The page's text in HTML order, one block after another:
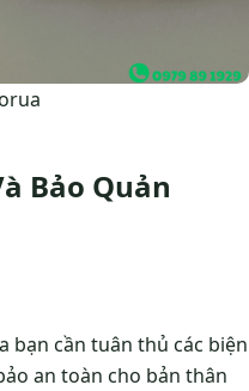
Bảo Quản
bạn cần tuân thủ các biện
an toàn cho bản thân